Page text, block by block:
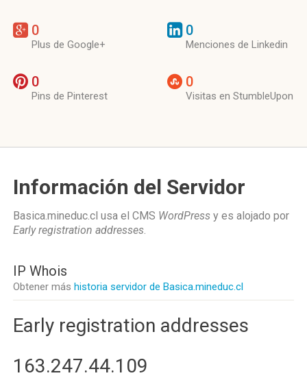
0
Plus de Google+
0
Menciones de Linkedin
0
Pins de Pinterest
0
Visitas en StumbleUpon
Información del Servidor
Basica.mineduc.cl usa el CMS WordPress y es alojado por
Early registration addresses.
IP Whois
Obtener más historia servidor de Basica.mineduc.cl
Early registration addresses
163.247.44.109